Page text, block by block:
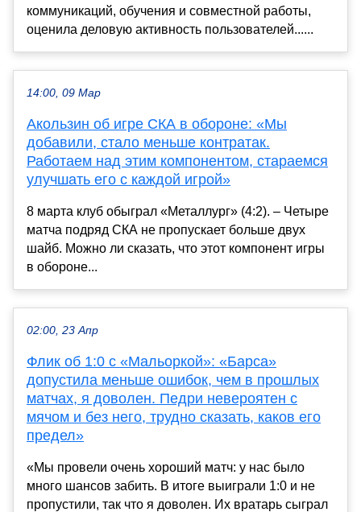
коммуникаций, обучения и совместной работы,
оценила деловую активность пользователей......
14:00, 09 Мар
Акользин об игре СКА в обороне: «Мы
добавили, стало меньше контратак.
Работаем над этим компонентом, стараемся
улучшать его с каждой игрой»
8 марта клуб обыграл «Металлург» (4:2). – Четыре
матча подряд СКА не пропускает больше двух
шайб. Можно ли сказать, что этот компонент игры
в обороне...
02:00, 23 Апр
Флик об 1:0 с «Мальоркой»: «Барса»
допустила меньше ошибок, чем в прошлых
матчах, я доволен. Педри невероятен с
мячом и без него, трудно сказать, каков его
предел»
«Мы провели очень хороший матч: у нас было
много шансов забить. В итоге выиграли 1:0 и не
пропустили, так что я доволен. Их вратарь сыграл